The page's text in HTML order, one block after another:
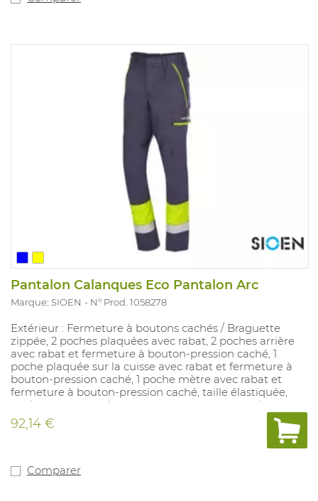
Pantalon Calanques Eco Pantalon Arc
Marque: SIOEN N° Prod. 1058278
Extérieur : Fermeture à boutons cachés / Braguette
zippée, 2 poches plaquées avec rabat, 2 poches arrière
avec rabat et fermeture à bouton-pression caché, 1
poche plaquée sur la cuisse avec rabat et fermeture à
bouton-pression caché, 1 poche mètre avec rabat et
fermeture à bouton-pression caché, taille élastiquée,
poches genoux, ceinture avec passants pour ceinture,
bandes réfléchissantes ignifuges (50 mm). À l'intérieur;
Étiquette d'identification. Matériau : Sio-Safe Essential
Eco 50 % coton + 30 % Tencel + 19 % polyester recyclé + 1
ATPV 11 cal/cm², EN ISO 11612 A1 A2 B1 C1 E3 F1, EN ISO
92,14 €
Comparer